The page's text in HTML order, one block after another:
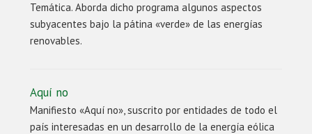
Temática. Aborda dicho programa algunos aspectos
subyacentes bajo la pátina «verde» de las energías
renovables.
Aquí no
Manifiesto «Aquí no», suscrito por entidades de todo el
país interesadas en un desarrollo de la energía eólica